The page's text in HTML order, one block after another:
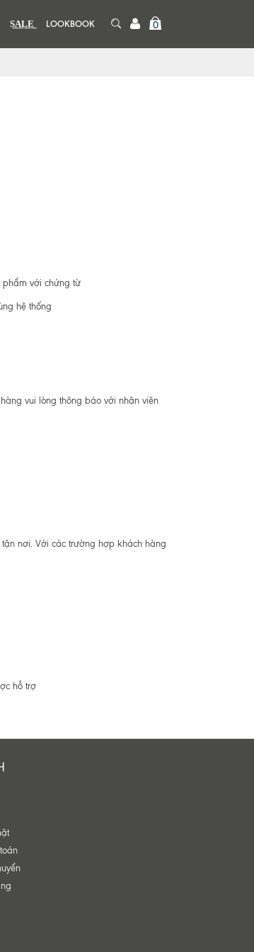
S͟A͟L͟E͟ LOOKBOOK 0
phẩm với chứng từ
hệ thống
vui lòng thông báo với nhân viên
nơi. Với các trường hợp khách hàng
hỗ trợ